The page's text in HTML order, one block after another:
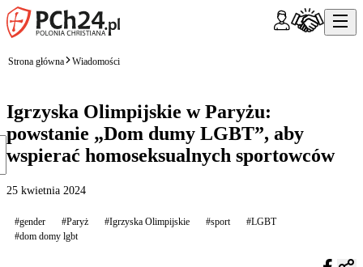
Strona główna Wiadomości
Igrzyska Olimpijskie w Paryżu:
powstanie „Dom dumy LGBT”, aby
wspierać homoseksualnych sportowców
25 kwietnia 2024
#gender #Paryż #Igrzyska Olimpijskie #sport
#LGBT
#dom domy lgbt